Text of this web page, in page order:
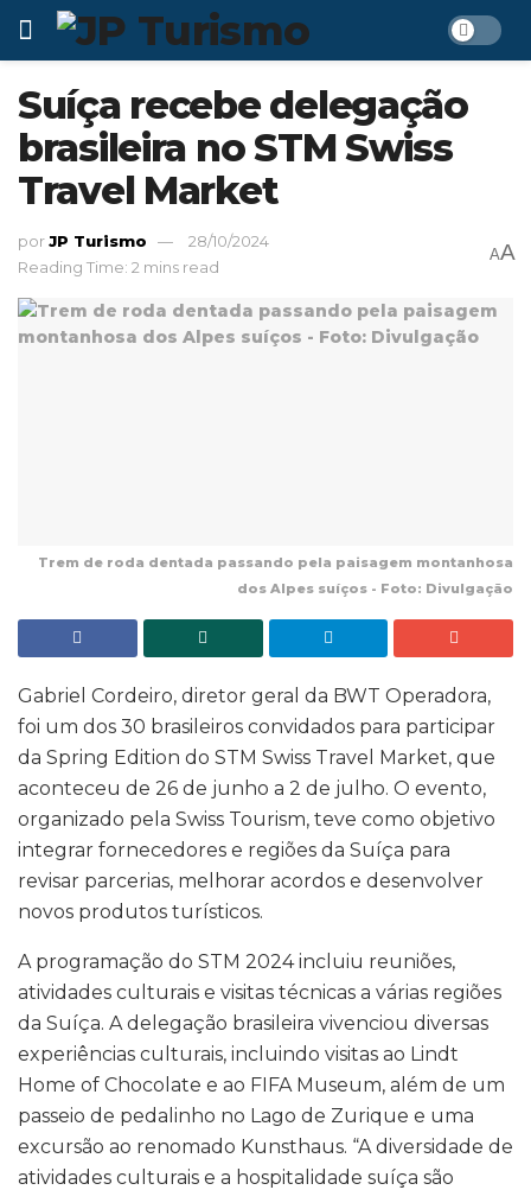
Suíça recebe delegação
brasileira no STM Swiss
Travel Market
porJP Turismo
28/10/2024
Reading Time: 2 mins read
AA
Trem de roda dentada passando pela paisagem montanhosa
dos Alpes suíços - Foto: Divulgação
Gabriel Cordeiro, diretor geral da BWT Operadora,
foi um dos 30 brasileiros convidados para participar
da Spring Edition do STM Swiss Travel Market, que
aconteceu de 26 de junho a 2 de julho. O evento,
organizado pela Swiss Tourism, teve como objetivo
integrar fornecedores e regiões da Suíça para
revisar parcerias, melhorar acordos e desenvolver
novos produtos turísticos.
A programação do STM 2024 incluiu reuniões,
atividades culturais e visitas técnicas a várias regiões
da Suíça. A delegação brasileira vivenciou diversas
experiências culturais, incluindo visitas ao Lindt
Home of Chocolate e ao FIFA Museum, além de um
passeio de pedalinho no Lago de Zurique e uma
excursão ao renomado Kunsthaus. “A diversidade de
atividades culturais e a hospitalidade suíça são